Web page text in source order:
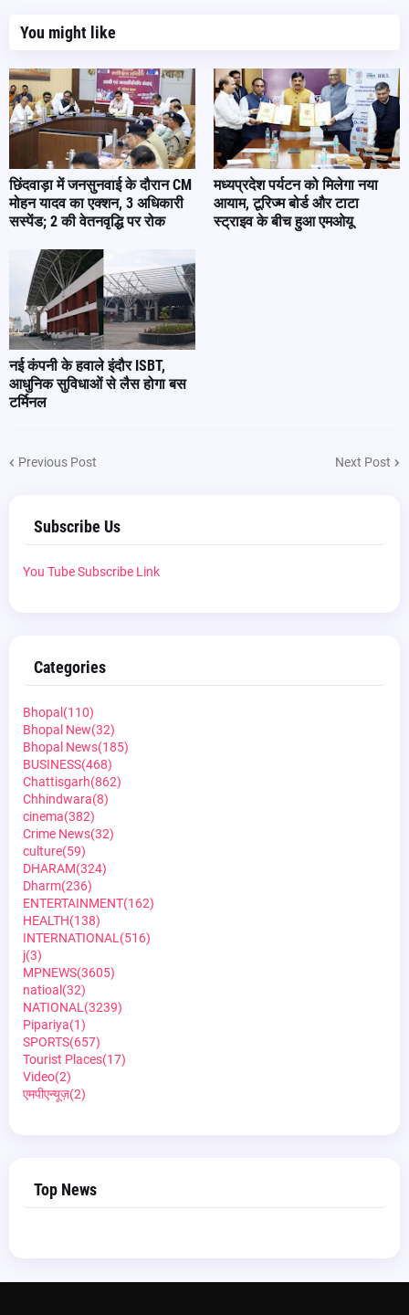
You might like
छिंदवाड़ा में जनसुनवाई के दौरान CM
मोहन यादव का एक्शन, 3 अधिकारी
सस्पेंड; 2 की वेतनवृद्धि पर रोक
मध्यप्रदेश पर्यटन को मिलेगा नया
आयाम, टूरिज्म बोर्ड और टाटा
स्ट्राइव के बीच हुआ एमओयू
नई कंपनी के हवाले इंदौर ISBT,
आधुनिक सुविधाओं से लैस होगा बस
टर्मिनल
Previous Post Next Post
Subscribe Us
You Tube Subscribe Link
Categories
Bhopal (110)
Bhopal New(32)
Bhopal News(185)
BUSINESS(468)
Chattisgarh(862)
Chhindwara(8)
cinema(382)
Crime News(32)
culture(59)
DHARAM(324)
Dharm(236)
ENTERTAINMENT(162)
HEALTH(138)
INTERNATIONAL (516)
j(3)
MPNEWS(3605)
natioal (32)
NATIONAL (3239)
Pipariya(1)
SPORTS(657)
Tourist Places(17)
Video(2)
एमपीएन्यूज़(2)
Top News